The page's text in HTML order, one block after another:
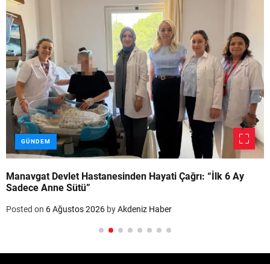
GÜNDEM
Manavgat Devlet Hastanesinden Hayati Çağrı: “İlk 6 Ay
Sadece Anne Sütü”
Posted on 6 Ağustos 2026 byAkdeniz Haber